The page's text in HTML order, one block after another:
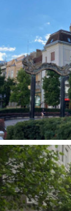
Kopaonik
Fruška gora
Banja Vrujci
Golubac
Jagodina
Valjevo
Pirot